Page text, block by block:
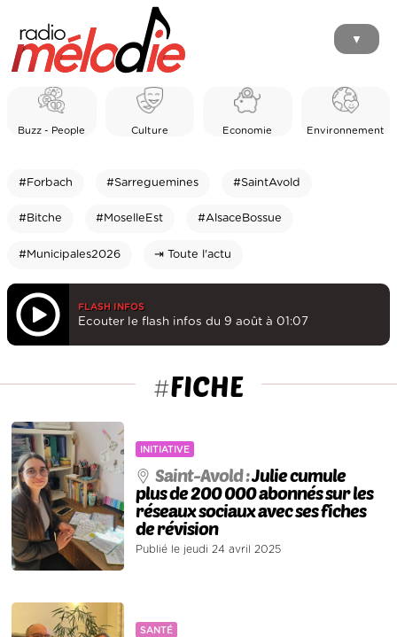
▼
Buzz - People Culture Economie Environnement
#Forbach #Sarreguemines #SaintAvold
#Bitche #MoselleEst #AlsaceBossue
#Municipales2026 ⇥ Toute l'actu
FLASH INFOS
Ecouter le flash infos du 9 août à 01:07
#FICHE
INITIATIVE
Saint-Avold :Julie cumule
plus de 200 000 abonnés sur les
réseaux sociaux avec ses fiches
de révision
Publié le jeudi 24 avril 2025
SANTÉ